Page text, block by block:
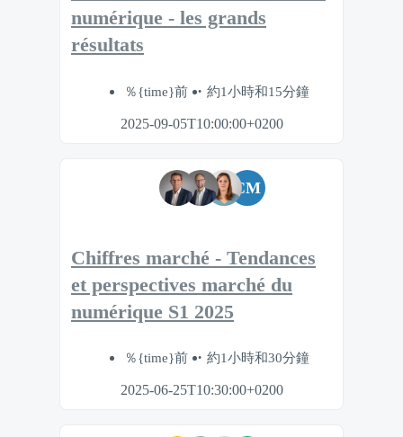
numérique - les grands
résultats
％{time}前 約1小時和15分鐘
2025-09-05T10:00:00+0200
CM
Chiffres marché - Tendances
et perspectives marché du
numérique S1 2025
％{time}前 約1小時和30分鐘
2025-06-25T10:30:00+0200